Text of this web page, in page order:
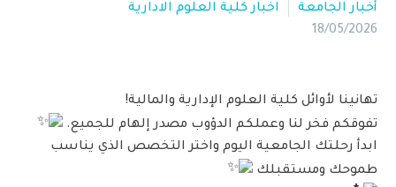
أخبار الجامعة
اخبار كلية العلوم الادارية
18/05/2026
تهانينا لأوائل كلية العلوم الإدارية والمالية!
تفوقكم فخر لنا وعملكم الدؤوب مصدر إلهام للجميع.
ابدأ رحلتك الجامعية اليوم واختر التخصص الذي يناسب
طموحك ومستقبلك